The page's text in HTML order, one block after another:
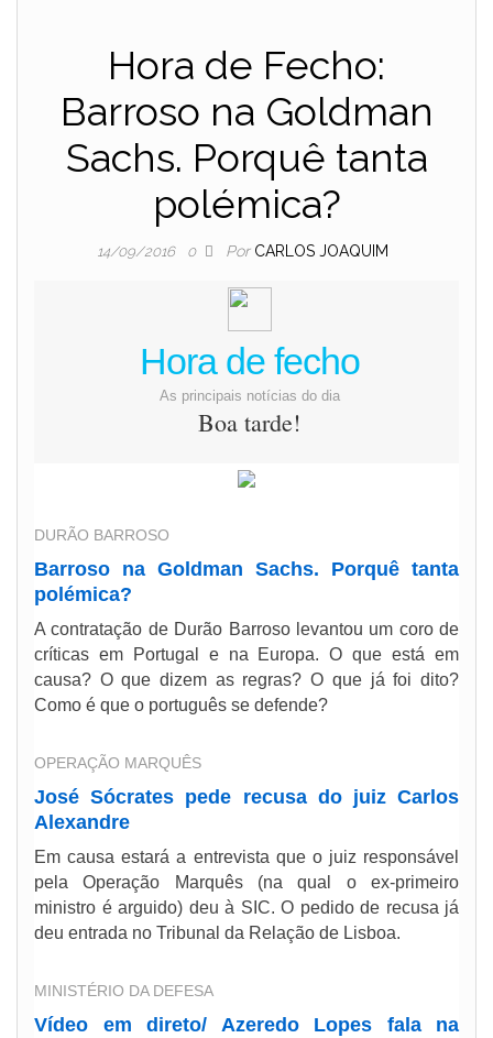
Hora de Fecho:
Barroso na Goldman
Sachs. Porquê tanta
polémica?
14/09/2016 0 Por CARLOS JOAQUIM
Hora de fecho
As principais notícias do dia
Boa tarde!
DURÃO BARROSO
Barroso na Goldman Sachs. Porquê tanta
polémica?
A contratação de Durão Barroso levantou um coro de
críticas em Portugal e na Europa. O que está em
causa? O que dizem as regras? O que já foi dito?
Como é que o português se defende?
OPERAÇÃO MARQUÊS
José Sócrates pede recusa do juiz Carlos
Alexandre
Em causa estará a entrevista que o juiz responsável
pela Operação Marquês (na qual o ex-primeiro
ministro é arguido) deu à SIC. O pedido de recusa já
deu entrada no Tribunal da Relação de Lisboa.
MINISTÉRIO DA DEFESA
Vídeo em direto/ Azeredo Lopes fala na